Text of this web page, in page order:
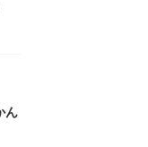
ん